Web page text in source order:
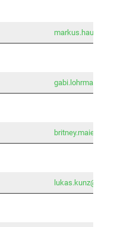
lukas.kunz@vbr-